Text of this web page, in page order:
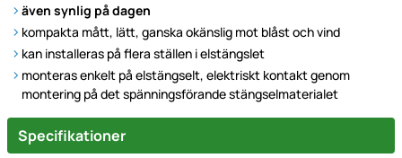
även synlig på dagen
kompakta mått, lätt, ganska okänslig mot blåst och vind
kan installeras på flera ställen i elstängslet
monteras enkelt på elstängselt, elektriskt kontakt genom
montering på det spänningsförande stängselmaterialet
Specifikationer